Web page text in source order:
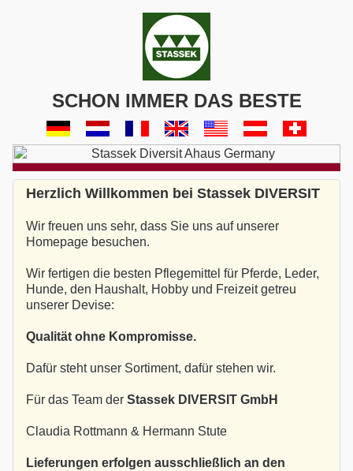
SCHON IMMER DAS BESTE
Herzlich Willkommen bei Stassek DIVERSIT
Wir freuen uns sehr, dass Sie uns auf unserer
Homepage besuchen.
Wir fertigen die besten Pflegemittel für Pferde, Leder,
Hunde, den Haushalt, Hobby und Freizeit getreu
unserer Devise:
Qualität ohne Kompromisse.
Dafür steht unser Sortiment, dafür stehen wir.
Für das Team der Stassek DIVERSIT GmbH
Claudia Rottmann & Hermann Stute
Lieferungen erfolgen ausschließlich an den